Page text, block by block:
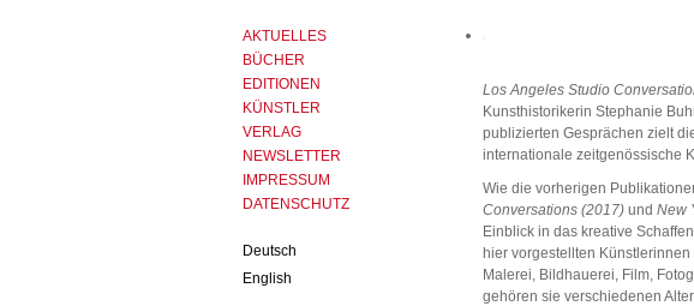
Los Angeles Studio
Kunsthistorikerin Stephanie
publizierten Gesprächen zielt
internationale zeitgenössische
Wie die vorherigen
Conversations (2017) und New
Einblick in das kreative
hier vorgestellten
Malerei, Bildhauerei, Film,
gehören sie verschiedenen
AKTUELLES
BÜCHER
EDITIONEN
KÜNSTLER
VERLAG
NEWSLETTER
IMPRESSUM
DATENSCHUTZ
Deutsch
English